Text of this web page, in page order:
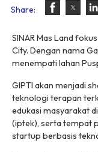
Share:
SINAR Mas Land
City. Dengan nama
menempati lahan
GIPTI akan menjadi
teknologi terapan
edukasi masyarakat
(iptek), serta tempat
startup berbasis